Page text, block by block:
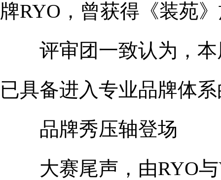
牌RYO，曾获得《装苑
评审团一致认为，本
已具备进入专业品牌体
品牌秀压轴登场
大赛尾声，由RYO与